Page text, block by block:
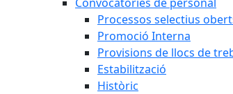
Processos selectius
Promoció Interna
Provisions de llocs de
Estabilització
Històric